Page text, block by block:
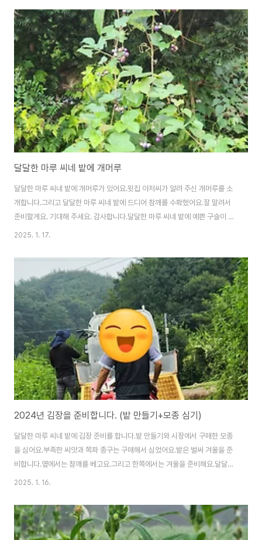
주고 그리고 하우스 안에 묶음으로 세워주었죠. 그렇게 1주일을 보냈어요. 많이
말랐어요.​시원하게 자리 배치가 잘 된 곳은 확실하게 잘 말랐어요.오늘은 참깨
들의 1차 털기를 합니다. 바닥에 떨어진 참깨들이 많이 보여요. 잘 익어서 스스
로 떨어진 참깨들이 많아요. 1차 털기 후 다시 참깨들을 정리하고 다시 세워 줍
니다. 다음엔..
달달한 마루 씨네 밭에 개머루
달달한 마루 씨네 밭에 개머루가 있어요.윗집 아저씨가 알려 주신 개머루를 소
개합니다.그리고 달달한 마루 씨네 밭에 드디어 참깨를 수확했어요.잘 말려서
준비할게요. 기대해 주세요. 감사합니다.달달한 마루 씨네 밭에 예쁜 구슬이 달
렸어요.신비한 색깔의 예쁜 구슬입니다.윗집 아저씨에게 물어봅니다.요것이 무
달려 있는 개머루 입니다.위키백과 참고개머루(Ampelopsis glandulosa
var. heterophylla)는 낙엽이 지는 활엽의 덩굴성 목본으로서, 잎은 3-5갈래
로 깊게 갈라진 손바닥 모양이다. 꽃은 녹색으로, 여름에 잎의 맞은편에 산방꽃
차례를 이루면서 달린다. 열매는 지름 5-6mm의 액과로, 공 모양이며 흰색·푸
른색·자..
2025. 1. 17.
2024년 김장을 준비합니다. (밭 만들기+모종 심기)
달달한 마루 씨네 밭에 김장 준비를 합니다.밭 만들기와 시장에서 구매한 모종
을 심어요.부족한 씨앗과 쪽파 종구는 구매해서 심었어요.밭은 벌써 겨울을 준
비합니다.옆에서는 참깨를 베고요.그리고 한쪽에서는 겨울을 준비해요.달달한
마루 씨네 겨울을 책임질 김장 준비를 합니다.올해는 무, 배추, 쪽파만 심고요.
파 마르면 시원한 곳으로 옮겨 보관해야 하는데~다른 일에 바빠서 방치를 했더
니 ㅎㅎ 운명하셨습니다. 에고 미안타~김장 요원들의 요청에 밭 만들기를 합니
다.👉 2024년 8월 25일임대 사업소에서 휴립기와 관리기를 임대합니다.아
2025. 1. 16.